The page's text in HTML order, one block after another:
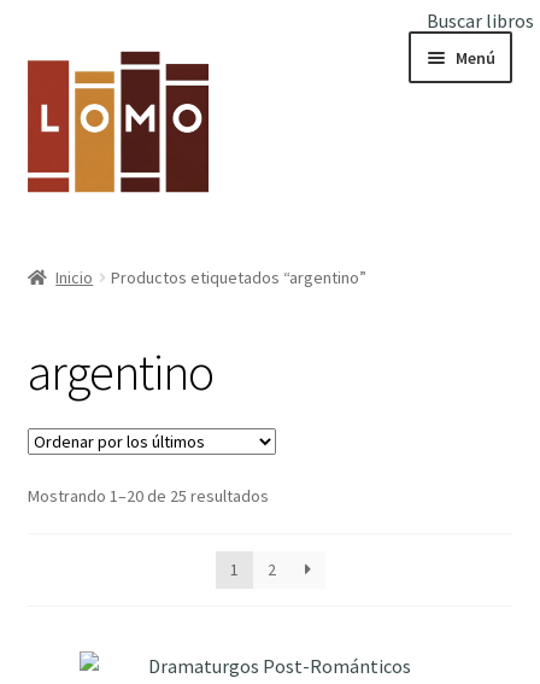
Buscar libros
la
navegación
contenido
Menú
Inicio Productos etiquetados “argentino”
argentino
Mostrando 1–20 de 25 resultadosOrdenado
últimos
1 2